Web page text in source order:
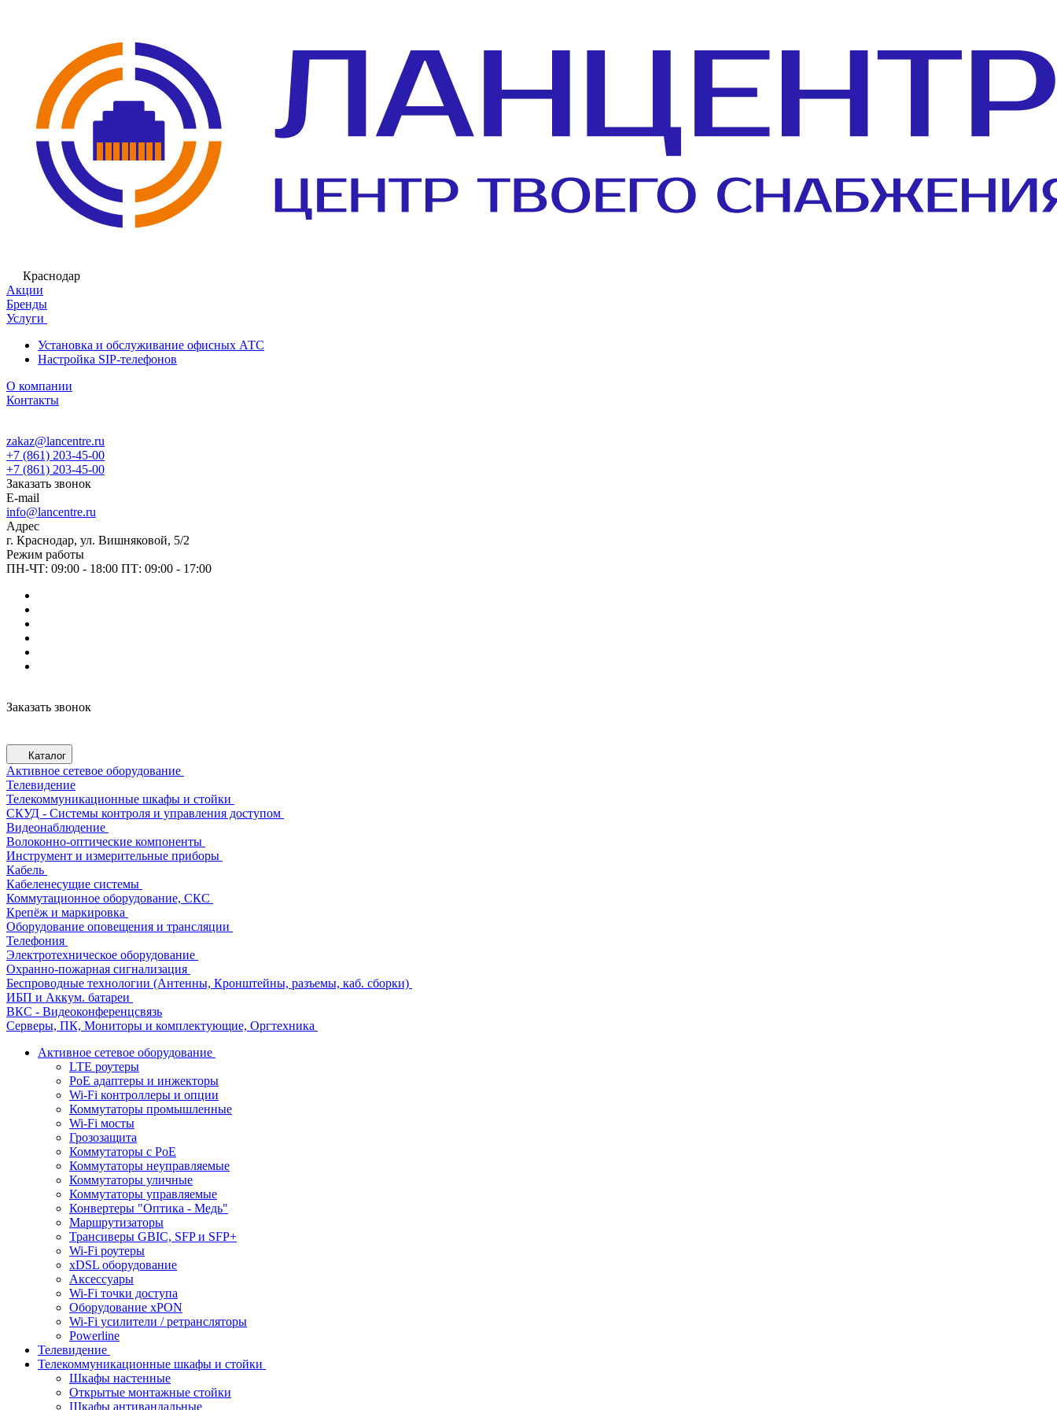
Краснодар
Акции
Бренды
Услуги
Установка и обслуживание офисных АТС
Настройка SIP-телефонов
О компании
Контакты
zakaz@lancentre.ru
+7 (861) 203-45-00
+7 (861) 203-45-00
Заказать звонок
E-mail
info@lancentre.ru
Адрес
г. Краснодар, ул. Вишняковой, 5/2
Режим работы
ПН-ЧТ: 09:00 - 18:00 ПТ: 09:00 - 17:00
Заказать звонок
Каталог
Активное сетевое оборудование
Телевидение
Телекоммуникационные шкафы и стойки
СКУД - Системы контроля и управления доступом
Видеонаблюдение
Волоконно-оптические компоненты
Инструмент и измерительные приборы
Кабель
Кабеленесущие системы
Коммутационное оборудование, СКС
Крепёж и маркировка
Оборудование оповещения и трансляции
Телефония
Электротехническое оборудование
Охранно-пожарная сигнализация
Беспроводные технологии (Антенны, Кронштейны, разъемы, каб. сборки)
ИБП и Аккум. батареи
ВКС - Видеоконференцсвязь
Серверы, ПК, Мониторы и комплектующие, Оргтехника
Активное сетевое оборудование
LTE роутеры
PoE адаптеры и инжекторы
Wi-Fi контроллеры и опции
Коммутаторы промышленные
Wi-Fi мосты
Грозозащита
Коммутаторы c PoE
Коммутаторы неуправляемые
Коммутаторы уличные
Коммутаторы управляемые
Конвертеры "Оптика - Медь"
Маршрутизаторы
Трансиверы GBIC, SFP и SFP+
Wi-Fi роутеры
xDSL оборудование
Аксессуары
Wi-Fi точки доступа
Оборудование хPON
Wi-Fi усилители / ретрансляторы
Powerline
Телевидение
Телекоммуникационные шкафы и стойки
Шкафы настенные
Открытые монтажные стойки
Шкафы антивандальные